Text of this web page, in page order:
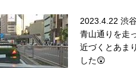
2023.4.22 渋
青山通りを走
近づくとあま
した😲